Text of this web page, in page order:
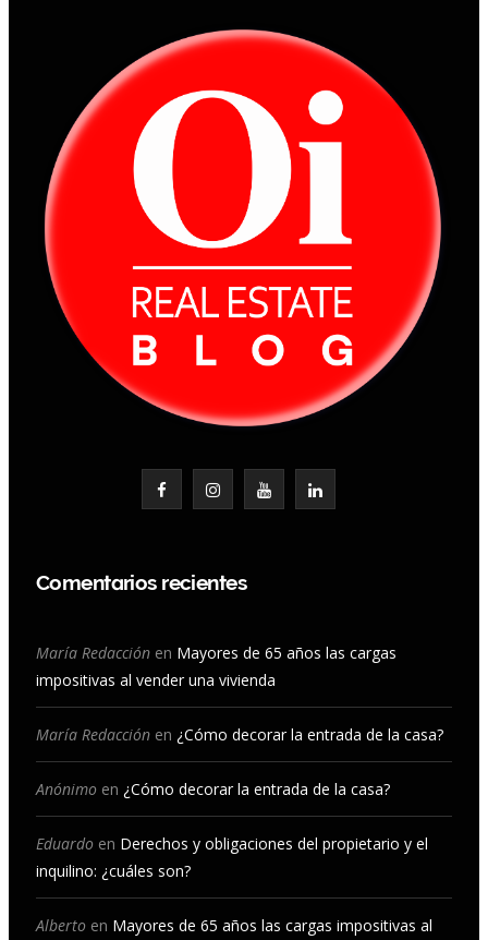
b
o
o
I
a
g
r
m
Y
u
b
e
L
e
I
Comentarios recientes
María Redacción en Mayores de 65 años las cargas
impositivas al vender una vivienda
María Redacción en ¿Cómo decorar la entrada de la casa?
Anónimo en ¿Cómo decorar la entrada de la casa?
Eduardo en Derechos y obligaciones del propietario y el
inquilino: ¿cuáles son?
Alberto en Mayores de 65 años las cargas impositivas al